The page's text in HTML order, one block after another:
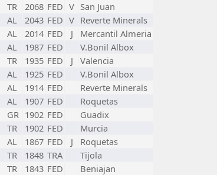
TR 2068 FED V San Juan
AL 2043 FED V Reverte Minerals
AL 2014 FED J
Mercantil Almeria
AL 1987 FED
V.Bonil Albox
TR 1935 FED J
Valencia
AL 1925 FED
V.Bonil Albox
AL 1914 FED
Reverte Minerals
AL 1907 FED
Roquetas
GR 1902 FED
Guadix
TR 1902 FED
Murcia
AL 1867 FED J
Roquetas
TR 1848 TRA
Tijola
TR 1843 FED
Beniajan